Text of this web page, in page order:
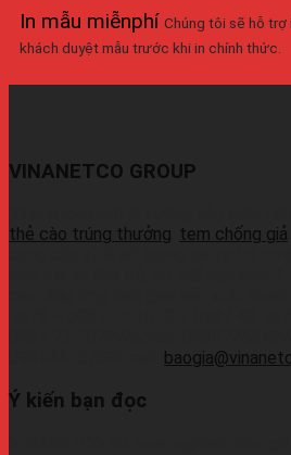
In mẫu miễnphí Chúng tôi sẽ hỗ trợ
khách duyệt mẫu trước khi in chính thức.
VINANETCO GROUP
thẻ cào trúng thưởng tem chống giả
Ý kiến bạn đọc